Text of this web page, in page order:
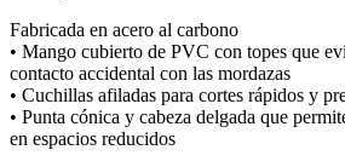
Fabricada en acero al carbono
• Mango cubierto de PVC con topes que
contacto accidental con las mordazas
• Cuchillas afiladas para cortes rápidos y
• Punta cónica y cabeza delgada que
en espacios reducidos